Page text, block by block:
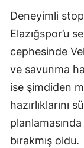
Deneyimli
Elazığspor’u
cephesinde
ve savunma
ise şimdiden
hazırlıklarını
bırakmış oldu.